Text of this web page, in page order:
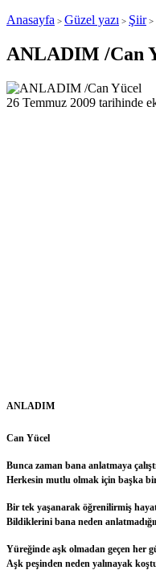
Anasayfa > Güzel yazı > Şiir>
ANLADIM /Can
26 Temmuz 2009 tarihinde
ANLADIM
Can Yücel
Bunca zaman bana anlatmaya
Herkesin mutlu olmak için başka
Bir tek yaşanarak öğrenilirmiş
Bildiklerini bana neden
Yüreğinde aşk olmadan geçen her
Aşk peşinden neden yalınayak